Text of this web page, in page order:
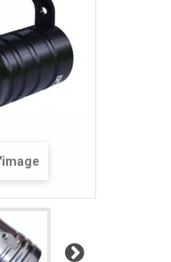
Suivant